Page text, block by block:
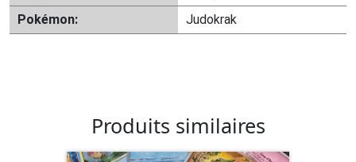
Pokémon:
Judokrak
Produits similaires